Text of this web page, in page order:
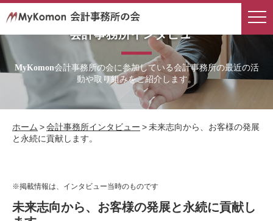
会計事務所インタビュー
MyKomon会計事務所の会に参加している会計事務所の最近の活
動や取り組みをご紹介します。
ホーム >会計事務所インタビュー >未来志向から、お客様の発展
と永続に貢献します。
※掲載情報は、インタビュー当時のものです
未来志向から、お客様の発展と永続に貢献し